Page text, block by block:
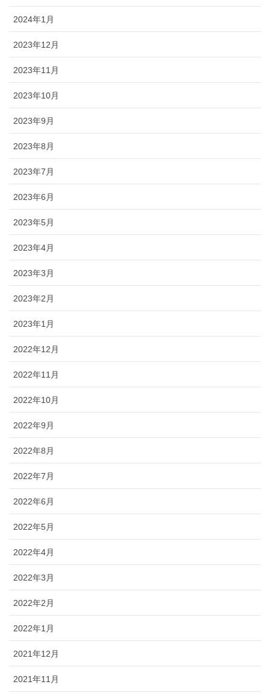
2024年1月
2023年12月
2023年11月
2023年10月
2023年9月
2023年8月
2023年7月
2023年6月
2023年5月
2023年4月
2023年3月
2023年2月
2023年1月
2022年12月
2022年11月
2022年10月
2022年9月
2022年8月
2022年7月
2022年6月
2022年5月
2022年4月
2022年3月
2022年2月
2022年1月
2021年12月
2021年11月